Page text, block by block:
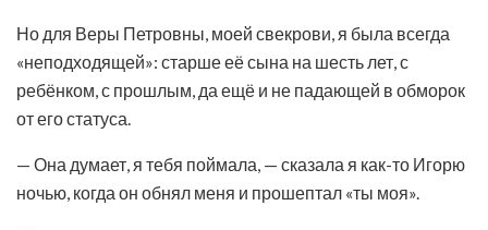
Но для Веры Петровны, моей свекрови, я была всегда
«неподходящей»: старше её сына на шесть лет, с
ребёнком, с прошлым, да ещё и не падающей в обморок
от его статуса.
— Она думает, я тебя поймала, — сказала я как-то Игорю
ночью, когда он обнял меня и прошептал «ты моя».